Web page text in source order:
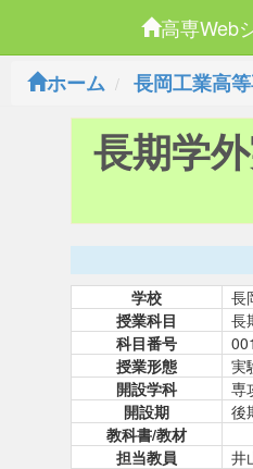
高専Web
ホーム
長岡工業高
長期学
学校
長
授業科目
長
科目番号
授業形態
実
開設学科
専
開設期
後
教科書/教材
担当教員
井